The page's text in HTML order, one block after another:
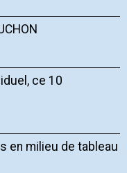
ce 10
en milieu de tableau